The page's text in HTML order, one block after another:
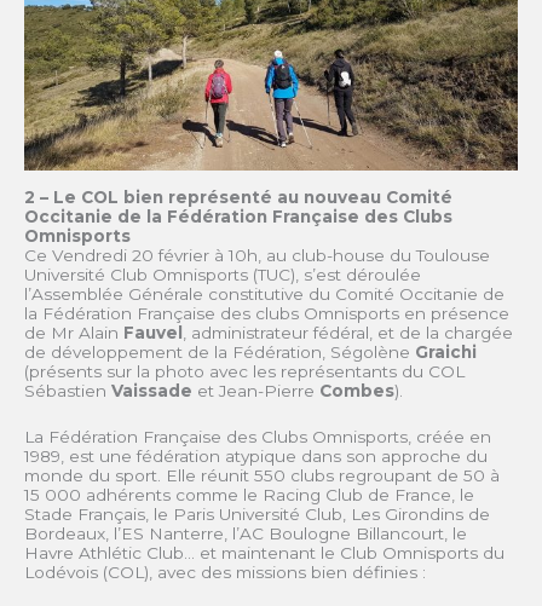
2 – Le COL bien représenté au nouveau Comité
Occitanie de la Fédération Française des Clubs
Omnisports
Ce Vendredi 20 février à 10h, au club-house du Toulouse
Université Club Omnisports (TUC), s’est déroulée
l’Assemblée Générale constitutive du Comité Occitanie de
la Fédération Française des clubs Omnisports en présence
de Mr Alain Fauvel
, administrateur fédéral, et de la chargée
de développement de la Fédération, Ségolène Graichi
(présents sur la photo avec les représentants du COL
Sébastien Vaissade et Jean-Pierre Combes).
La Fédération Française des Clubs Omnisports, créée en
1989, est une fédération atypique dans son approche du
monde du sport. Elle réunit 550 clubs regroupant de 50 à
15 000 adhérents comme le Racing Club de France, le
Stade Français, le Paris Université Club, Les Girondins de
Bordeaux, l’ES Nanterre, l’AC Boulogne Billancourt, le
Havre Athlétic Club… et maintenant le Club Omnisports du
Lodévois (COL), avec des missions bien définies :